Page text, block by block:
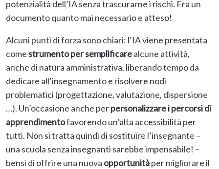
potenzialità dell’IA senza trascurarne i rischi. Era un
documento quanto mai necessario e atteso!
Alcuni punti di forza sono chiari: l’IA viene presentata
comestrumento per semplificarealcune attività,
anche di natura amministrativa, liberando tempo da
dedicare all’insegnamento e risolvere nodi
problematici (progettazione, valutazione, dispersione
…). Un’occasione anche perpersonalizzare i percorsi di
apprendimentofavorendo un’alta accessibilità per
tutti. Non si tratta quindi di sostituire l’insegnante –
una scuola senza insegnanti sarebbe impensabile! –
bensì di offrire una nuova opportunitàper migliorare il